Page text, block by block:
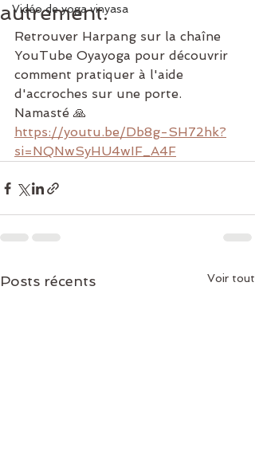
Vidéo de yoga vinyasa
autrement.
Retrouver Harpang sur la chaîne
YouTube Oyayoga pour découvrir
comment pratiquer à l'aide
d'accroches sur une porte.
Namasté 🙏
https://youtu.be/Db8g-SH72hk?
si=NQNwSyHU4wIF_A4F
Posts récents Voir tout